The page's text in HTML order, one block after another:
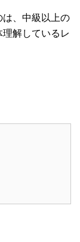
、中級以上の
解しているレ